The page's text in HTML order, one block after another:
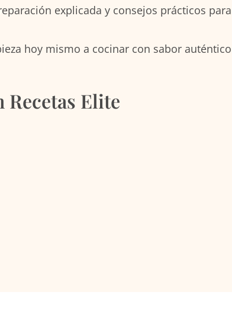
explicada y consejos prácticos
hoy mismo a cocinar con sabor
Recetas Elite